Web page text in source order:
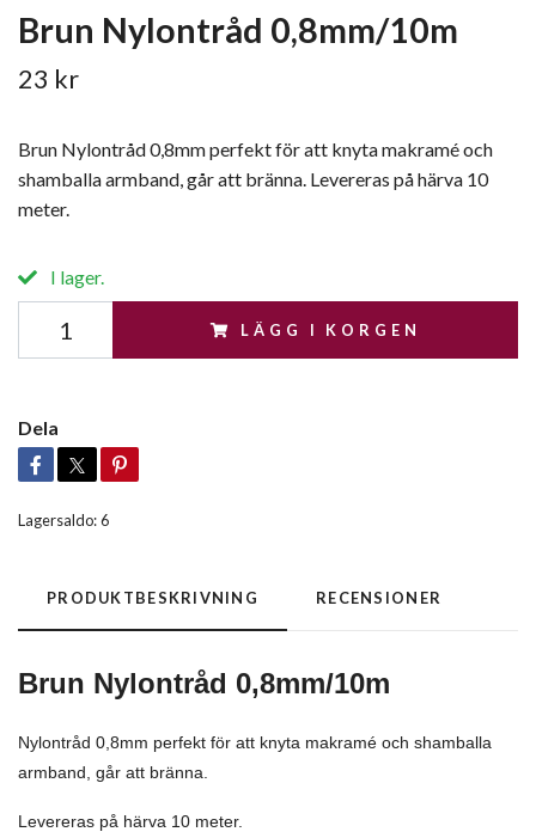
Brun Nylontråd 0,8mm/10m
23 kr
Brun Nylontråd 0,8mm perfekt för att knyta makramé och
shamballa armband, går att bränna. Levereras på härva 10
meter.
I lager.
LÄGG I KORGEN
Dela
Lagersaldo:6
PRODUKTBESKRIVNING RECENSIONER
Brun Nylontråd 0,8mm/10m
Nylontråd 0,8mm perfekt för att knyta makramé och shamballa
armband, går att bränna.
Levereras på härva 10 meter.